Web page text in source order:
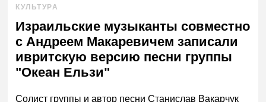
КУЛЬТУРА
Израильские музыканты совместно
с Андреем Макаревичем записали
ивритскую версию песни группы
"Океан Ельзи"
Солист группы и автор песни Станислав Вакарчук